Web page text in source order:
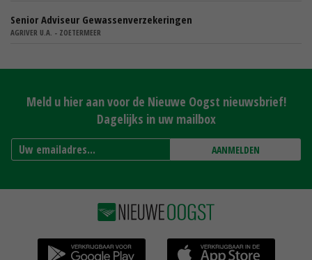
Senior Adviseur Gewassenverzekeringen
AGRIVER U.A. - ZOETERMEER
Meld u hier aan voor de Nieuwe Oogst nieuwsbrief!
Dagelijks in uw mailbox
AANMELDEN